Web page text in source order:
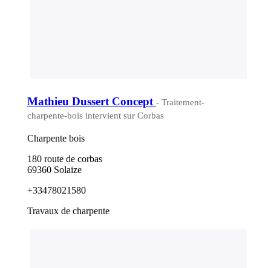
Mathieu Dussert Concept - Traitement-
charpente-bois intervient sur Corbas
Charpente bois
180 route de corbas
69360 Solaize
+33478021580
Travaux de charpente